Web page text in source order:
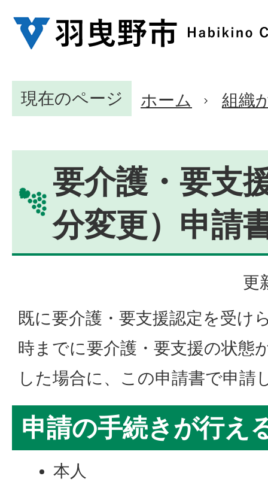
現在のページ ホーム 組織
要介護・要支
分変更）申請
更
既に要介護・要支援認定を受け
時までに要介護・要支援の状態
した場合に、この申請書で申請
申請の手続きが行え
本人